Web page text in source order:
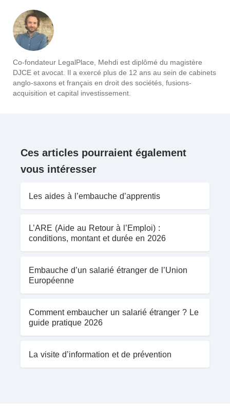
Co-fondateur LegalPlace, Mehdi est diplômé du magistère
DJCE et avocat. Il a exercé plus de 12 ans au sein de cabinets
anglo-saxons et français en droit des sociétés, fusions-
acquisition et capital investissement.
Ces articles pourraient également
vous intéresser
Les aides à l’embauche d’apprentis
L’ARE (Aide au Retour à l’Emploi) :
conditions, montant et durée en 2026
Embauche d’un salarié étranger de l’Union
Européenne
Comment embaucher un salarié étranger ? Le
guide pratique 2026
La visite d’information et de prévention